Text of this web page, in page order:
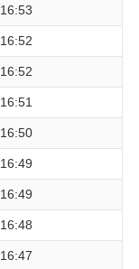
16:53
16:52
16:52
16:51
16:50
16:49
16:49
16:48
16:47